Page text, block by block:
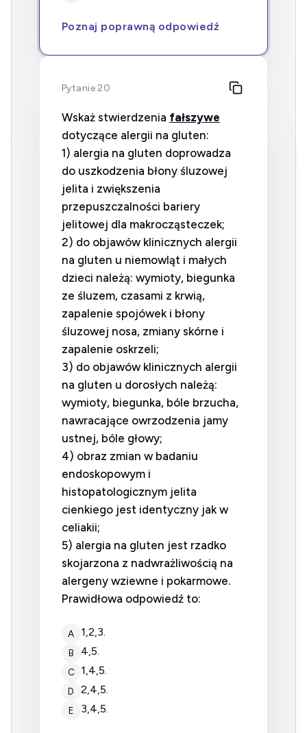
Poznaj poprawną odpowiedź
Pytanie 20
Wskaż stwierdzenia fałszywe
dotyczące alergii na gluten:
1) alergia na gluten doprowadza
do uszkodzenia błony śluzowej
jelita i zwiększenia
przepuszczalności bariery
jelitowej dla makrocząsteczek;
2) do objawów klinicznych alergii
na gluten u niemowląt i małych
dzieci należą: wymioty, biegunka
ze śluzem, czasami z krwią,
zapalenie spojówek i błony
śluzowej nosa, zmiany skórne i
zapalenie oskrzeli;
3) do objawów klinicznych alergii
na gluten u dorosłych należą:
wymioty, biegunka, bóle brzucha,
nawracające owrzodzenia jamy
ustnej, bóle głowy;
4) obraz zmian w badaniu
endoskopowym i
histopatologicznym jelita
cienkiego jest identyczny jak w
celiakii;
5) alergia na gluten jest rzadko
skojarzona z nadwrażliwością na
alergeny wziewne i pokarmowe.
Prawidłowa odpowiedź to:
A 1,2,3.
B 4,5.
C 1,4,5.
D 2,4,5.
E 3,4,5.